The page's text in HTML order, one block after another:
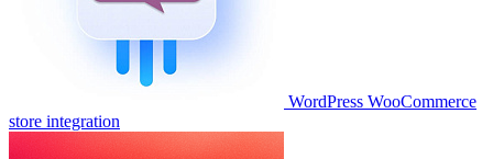
WordPress WooCommerce
store integration